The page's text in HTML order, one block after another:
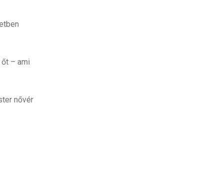
– ami
nővér